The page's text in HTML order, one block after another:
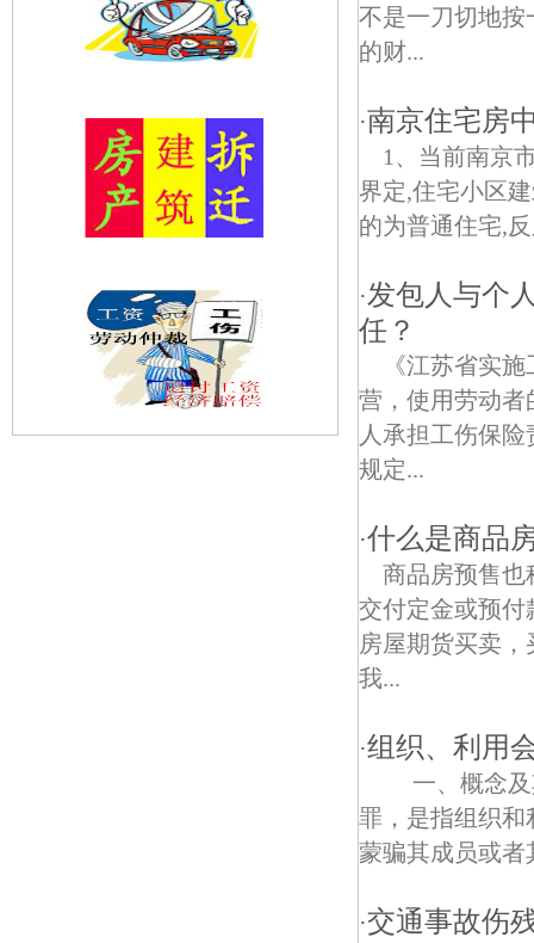
不是一刀切地按
的财...
·南京住宅房
1、当前南京
界定,住宅小区
的为普通住宅,
·发包人与个
任？
《江苏省实
营，使用劳动者
人承担工伤保
规定...
·什么是商品
商品房预售也
交付定金或预付
房屋期货买卖
我...
·组织、利用
一、概念及
罪，是指组织和
蒙骗其成员或者
·交通事故伤